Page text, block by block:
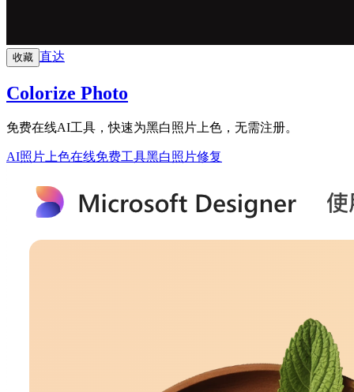
收藏 直达
Colorize Photo
免费在线AI工具，快速为黑白照片上色，无需注册。
AI照片上色在线免费工具黑白照片修复